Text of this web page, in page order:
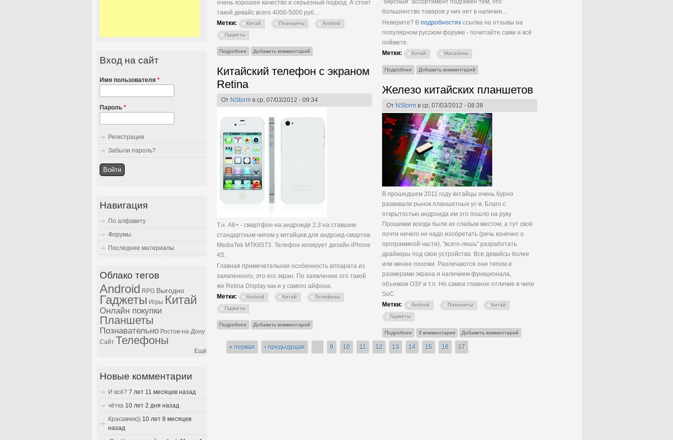
очень хорошее качество и серьезный подход. А стоит
такой девайс всего 4000-5000 руб...
Метки:
Китай Планшеты Android
Гаджеты
Подробнее о Ainol Novo 7
Добавить комментарий
большинство товаров у них нет в наличии...
Неверите? В подробностях ссылка на отзывы на
популярном русском форуме - почитайте сами и всё
поймете.
Метки:
Китай Магазины
Подробнее о DealExtreme
Добавить комментарий
Китайский телефон с экраном
Retina
От NStorm в ср, 07/03/2012 - 09:34
Т.н. A6+ - смартфон на андроиде 2.3 на ставшем
стандартным чипом у китайцев для андроид-смартов
MediaTek MTK6573. Телефон копирует дизайн iPhone
4S.
Главная примечательная особенность аппарата из
заявленного, это его экран. По заявлению это такой
же Retina Display как и у самого айфона.
Метки:
Android Китай Телефоны
Гаджеты
Подробнее о Китайский телефон с экраном Retina
Добавить комментарий
Железо китайских планшетов
От NStorm в ср, 07/03/2012 - 08:38
В прошедшем 2011 году китайцы очень бурно
развивали рынок планшетных ус-в. Благо с
открытостью андроида им это пошло на руку.
Прошивки всегда были их слабым местом, а тут своё
почти ничего не надо изобретать (речь конечно о
программной части), "всего-лишь" разработать
драйверы под свои устройства. Все девайсы более
или менее похожи. Различаются они типом и
размерами экрана и наличием функционала,
объемом ОЗУ и т.п. Но самое главное отличие в чипе
SoC.
Метки:
Android Планшеты Китай
Гаджеты
Подробнее о Железо китайских планшетов
3 комментария Добавить комментарий
« первая ‹ предыдущая 9 10 11 12 13 14 15 16 17
Вход на сайт
Имя пользователя *
Пароль *
Регистрация
Забыли пароль?
Навигация
По алфавиту
Форумы
Последние материалы
Облако тегов
Android RPG Выгодно
Гаджеты Игры Китай
Онлайн покупки
Планшеты
Познавательно Ростов-на-Дону
Сайт Телефоны
Ещё
Новые комментарии
И всё? 7 лет 11 месяцев назад
чётка 10 лет 2 дня назад
Красавчик)) 10 лет 8 месяцев
назад